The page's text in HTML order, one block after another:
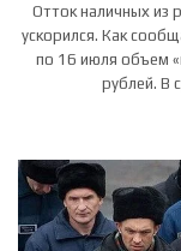
Отток наличных из
ускорился. Как
по 16 июля объем
рублей. В